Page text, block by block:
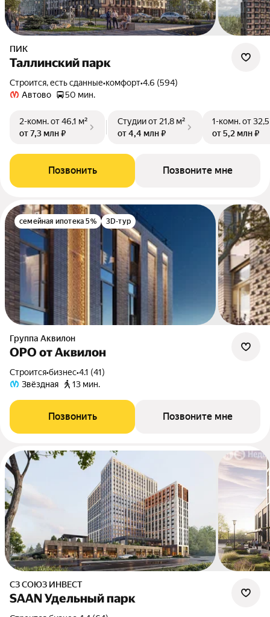
ПИК
Таллинский парк
Строится, есть сданные•комфорт•4.6 (594)
Автово
50 мин.
2-комн.от 46,1 м²
от 7,3 млн ₽
Студииот 21,8 м²
от 4,4 млн ₽
1-комн.от
от 5,2 млн ₽
Позвонить Позвоните мне
семейная ипотека 5% 3D-тур
Группа Аквилон
ОРО от Аквилон
Строится•бизнес•4.1 (41)
Звёздная
13 мин.
Позвонить Позвоните мне
СЗ СОЮЗ ИНВЕСТ
SAAN Удельный парк